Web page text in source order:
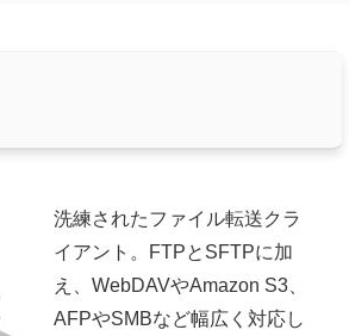
洗練されたファイル転送クラ
イアント。FTPとSFTPに加
え、WebDAVやAmazon S3、
AFPやSMBなど幅広く対応し